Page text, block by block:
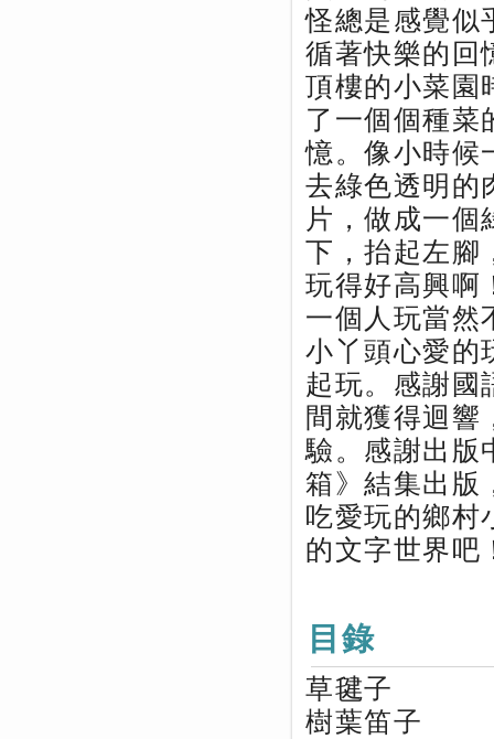
怪總是感覺似
循著快樂的回
頂樓的小菜園
了一個個種菜
憶。像小時候
去綠色透明的
片，做成一個
下，抬起左腳
玩得好高興啊
一個人玩當然
小丫頭心愛的
起玩。感謝國
間就獲得迴響
驗。感謝出版
箱》結集出版
吃愛玩的鄉村
的文字世界吧
目錄
草毽子
樹葉笛子